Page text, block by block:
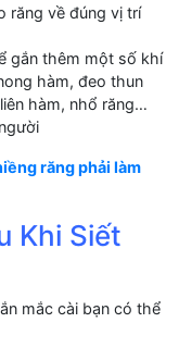
răng về đúng vị trí
gắn thêm một số khí
hàm, đeo thun
hàm, nhổ răng…
răng phải làm
Khi Siết
mắc cài bạn có thể